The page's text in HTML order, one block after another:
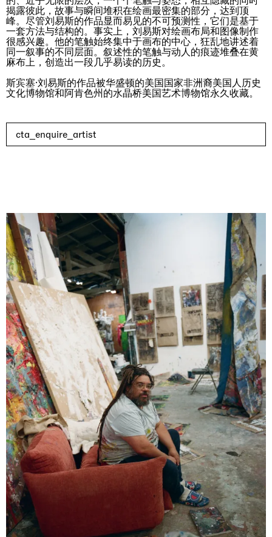
揭露彼此，故事与瞬间堆积在绘画最密集的部分，达到顶
峰。尽管刘易斯的作品显而易见的不可预测性，它们是基于
一套方法与结构的。事实上，刘易斯对绘画布局和图像制作
很感兴趣。他的笔触始终集中于画布的中心，狂乱地讲述着
同一叙事的不同层面。叙述性的笔触与动人的痕迹堆叠在黄
麻布上，创造出一段几乎易读的历史。
斯宾塞·刘易斯的作品被华盛顿的美国国家非洲裔美国人历史
文化博物馆和阿肯色州的水晶桥美国艺术博物馆永久收藏。
cta_enquire_artist
Pièce Unique
01.09.2026 | 12.09.2026
One Table, Two Chairs 一桌二椅
London
03.09.2026 | 07.10.2026
Xue Ruozhe